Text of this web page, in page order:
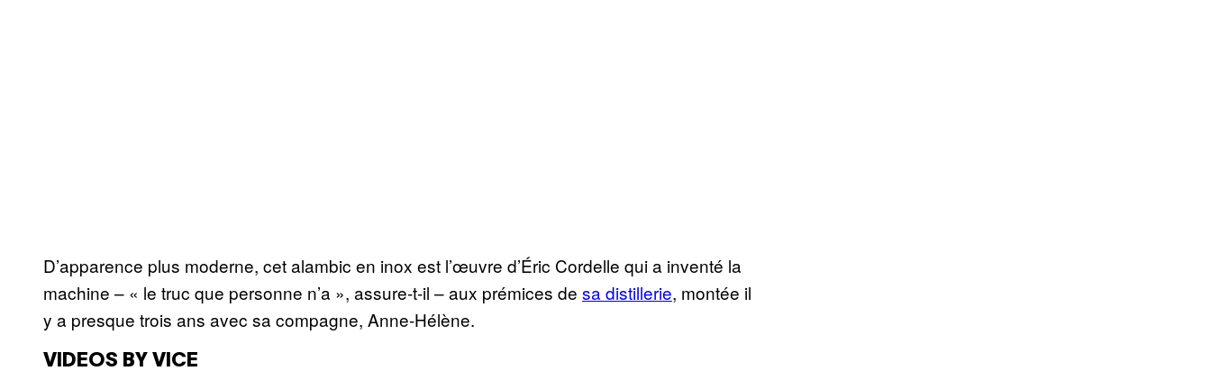
D’apparence plus moderne, cet alambic en inox est l’œuvre d’Éric Cordelle qui a inventé la
machine – « le truc que personne n’a », assure-t-il – aux prémices de sa distillerie, montée il
y a presque trois ans avec sa compagne, Anne-Hélène.
VIDEOS BY VICE